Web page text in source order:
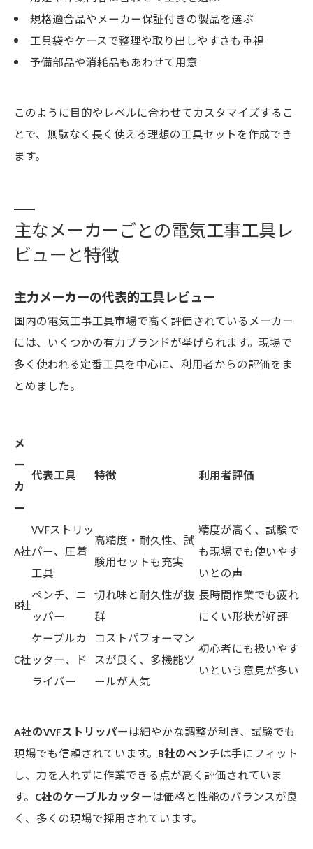
規格適合品やメーカー保証付きの製品を選ぶ
工具袋やケースで整理や取り出しやすさも重視
予備部品や消耗品もあわせて用意
このように目的やレベルに合わせてカスタマイズするこ
とで、無駄なく長く使える理想の工具セットを作成でき
ます。
主なメーカーごとの電気工事工具レ
ビューと特徴
主力メーカーの代表的工具レビュー
国内の電気工事工具市場で高く評価されているメーカー
には、いくつかの有力ブランドが挙げられます。現場で
多く使われる定番工具を中心に、利用者からの評価をま
とめました。
メ
ー
カ
ー
代表工具 特徴 利用者評価
A社
VVFストリッ
パー、圧着
工具
高精度・耐久性、試
験用セットも充実
精度が高く、試験で
も現場でも使いやす
いとの声
B社
ペンチ、ニ
ッパー
切れ味と耐久性が抜
群
長時間作業でも疲れ
にくい形状が好評
C社
ケーブルカ
ッター、ド
ライバー
コストパフォーマン
スが良く、多機能ツ
ールが人気
初心者にも扱いやす
いという意見が多い
A社のVVFストリッパーは細やかな調整が利き、試験でも
現場でも信頼されています。 B社のペンチは手にフィット
し、力を入れずに作業できる点が高く評価されていま
す。 C社のケーブルカッターは価格と性能のバランスが良
く、多くの現場で採用されています。